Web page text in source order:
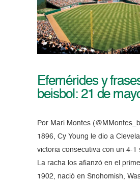
Efemérides y
beisbol: 21 de
Por Mari Montes
1896, Cy Young le dio a
victoria consecutiva con un 4-1
La racha los afianzó en el
1902, nació en Snohomish,